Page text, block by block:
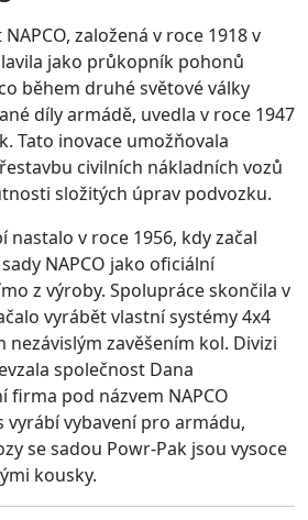
založená v roce 1918 v
jako průkopník pohonů
během druhé světové války
díly armádě, uvedla v roce 1947
Tato inovace umožňovala
civilních nákladních vozů
složitých úprav podvozku.
nastalo v roce 1956, kdy začal
NAPCO jako oficiální
z výroby. Spolupráce skončila v
vyrábět vlastní systémy 4x4
zavěšením kol. Divizi
společnost Dana
firma pod názvem NAPCO
vybavení pro armádu,
se sadou Powr-Pak jsou vysoce
kousky.